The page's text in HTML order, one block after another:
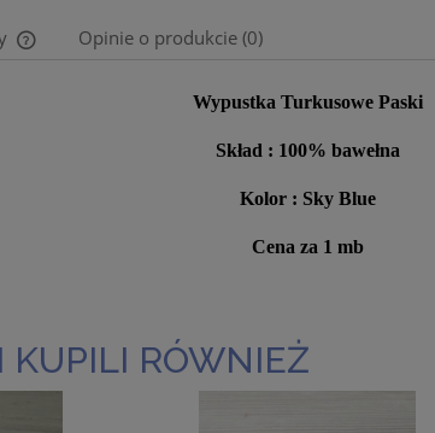
Cena nie zawiera ewentualnych kosztów
Opinie o produkcie (0)
Wypustka Turkusowe Paski
Skład : 100% bawełna
Kolor : Sky Blue
Cena za 1 mb
KUPILI RÓWNIEŻ